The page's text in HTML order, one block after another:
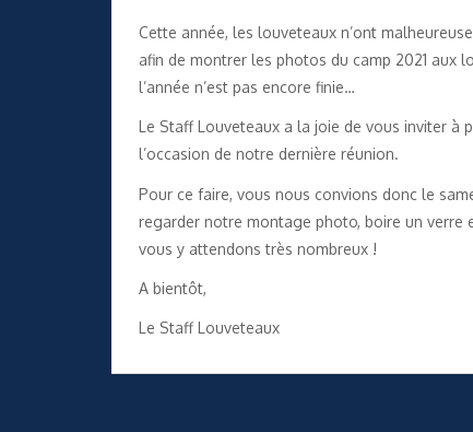
Cette année, les louveteaux n’ont
afin de montrer les photos du camp 2021 aux
l’année n’est pas encore finie…
Le Staff Louveteaux a la joie de vous inviter à
l’occasion de notre dernière réunion.
Pour ce faire, vous nous convions donc le
regarder notre montage photo, boire un
vous y attendons très nombreux !
A bientôt,
Le Staff Louveteaux